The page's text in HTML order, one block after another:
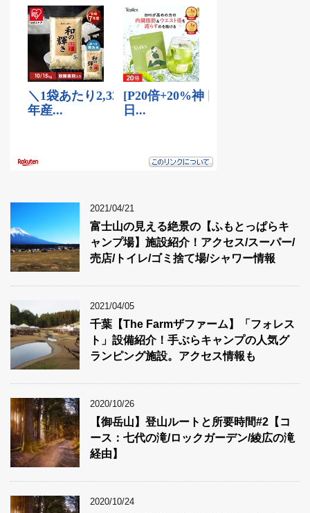
2021/04/21
富士山の見える絶景の【ふもとっぱらキ
ャンプ場】施設紹介！アクセス/スーパー/
売店/トイレ/ゴミ捨て場/シャワー情報
2021/04/05
千葉【The Farmザファーム】「フォレス
ト」設備紹介！手ぶらキャンプの人気グ
ランピング施設。アクセス情報も
2020/10/26
【御岳山】登山ルートと所要時間#2【コ
ース：七代の滝/ロックガーデン/綾広の滝
経由】
2020/10/24